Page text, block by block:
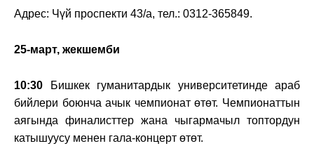
Адрес: Чүй проспекти 43/а, тел.: 0312-365849.
25-март, жекшемби
10:30 Бишкек гуманитардык университетинде араб
бийлери боюнча ачык чемпионат өтөт. Чемпионаттын
аягында финалисттер жана чыгармачыл топтордун
катышуусу менен гала-концерт өтөт.